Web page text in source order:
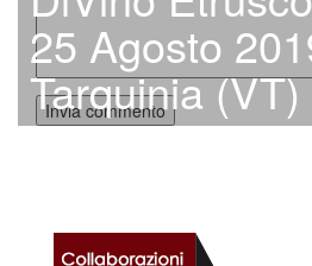
25 Agosto
Tarquinia (VT)